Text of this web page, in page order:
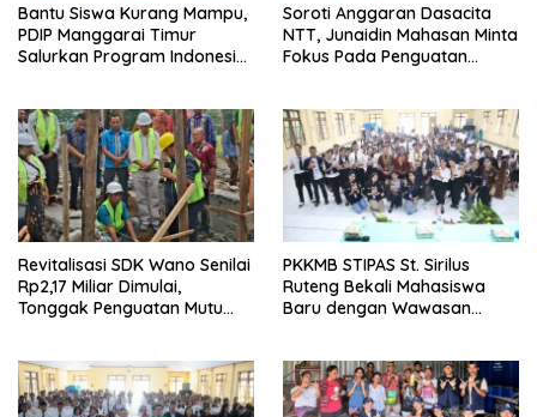
Bantu Siswa Kurang Mampu,
PDIP Manggarai Timur
Salurkan Program Indonesia
Soroti Anggaran Dasacita
NTT, Junaidin Mahasan Minta
Fokus Pada Penguatan
Revitalisasi SDK Wano Senilai
Rp2,17 Miliar Dimulai,
Tonggak Penguatan Mutu
PKKMB STIPAS St. Sirilus
Ruteng Bekali Mahasiswa
Baru dengan Wawasan